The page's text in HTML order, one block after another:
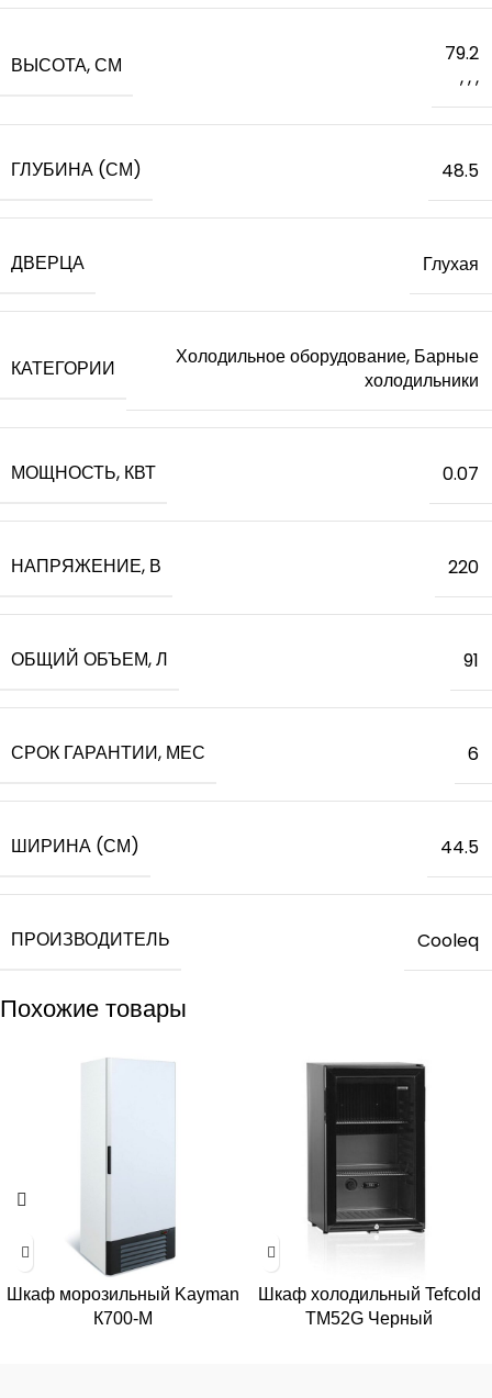
ВЫСОТА, СМ
79.2
,,,
ГЛУБИНА (СМ) 48.5
ДВЕРЦА Глухая
КАТЕГОРИИ
Холодильное оборудование, Барные
холодильники
МОЩНОСТЬ, КВТ 0.07
НАПРЯЖЕНИЕ, В 220
ОБЩИЙ ОБЪЕМ, Л 91
СРОК ГАРАНТИИ, МЕС 6
ШИРИНА (СМ) 44.5
ПРОИЗВОДИТЕЛЬ Cooleq
Похожие товары
Шкаф морозильный Kayman
К700-М
Шкаф холодильный Tefcold
TM52G Черный